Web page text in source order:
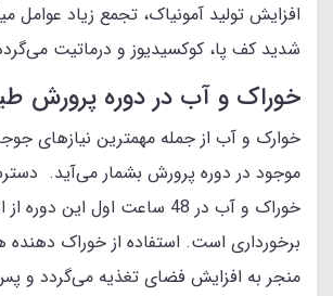
افزایش تولید آمونیاک، تجمع زیاد عوامل
شدید کف پا، کوکسیدیوز و درماتیت
خوراک و آب در دوره پرورش
خوارک و آب از جمله مهمترین نیازهای
موجود در دوره پرورش بشمار می‌آید.
خوراک و آب در 48 ساعت اول این
برخورداری است. استفاده از خوراک دهنده
منجر به افزایش فضای تغذیه می‌گردد و پس